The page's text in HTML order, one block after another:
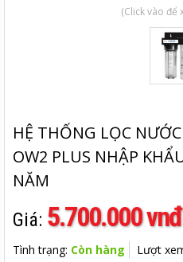
(Click vào để
HỆ THỐNG LỌC NƯỚC
OW2 PLUS NHẬP
NĂM
Giá: 5.700.000 vnđ
Tình trạng: Còn hàng Lượt